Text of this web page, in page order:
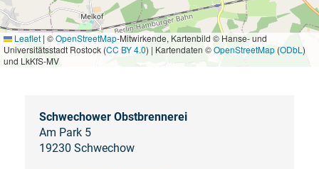
Leaflet | ©OpenStreetMap-Mitwirkende, Kartenbild © Hanse- und
Universitätsstadt Rostock (CC BY 4.0) | Kartendaten ©OpenStreetMap(ODbL )
und LkKfS-MV
Schwechower Obstbrennerei
Am Park 5
19230 Schwechow